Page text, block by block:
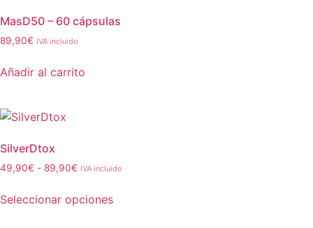
MasD50 – 60 cápsulas
89,90€ IVA incluido
Añadir al carrito
SilverDtox
49,90€ - 89,90€ IVA incluido
Seleccionar opciones